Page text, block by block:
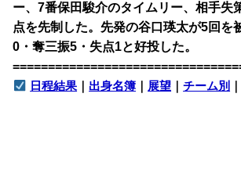
ー、7番保田駿介のタイムリー、相手失
点を先制した。先発の谷口瑛太が5回を
0・奪三振5・失点1と好投した。
日程結果
出身名簿 展望 ｜チーム別